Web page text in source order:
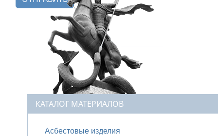
КАТАЛОГ МАТЕРИАЛОВ
Асбестовые изделия